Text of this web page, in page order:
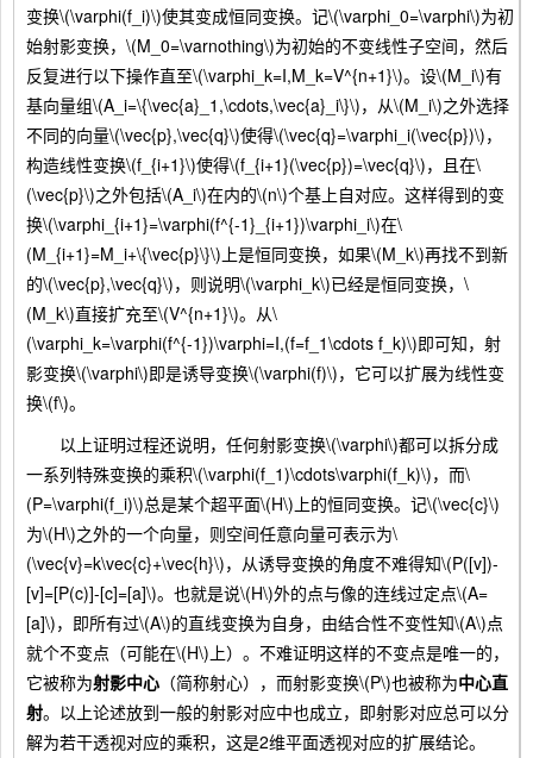
变换\(\varphi(f_i)\)使其变成恒同变换。记\(\varphi_0=\varphi\)为初
始射影变换，\(M_0=\varnothing\)为初始的不变线性子空间，然后
反复进行以下操作直至\(\varphi_k=I,M_k=V^{n+1}\)。设\(M_i\)有
基向量组\(A_i=\{\vec{a}_1,\cdots,\vec{a}_i\}\)，从\(M_i\)之外选择
不同的向量\(\vec{p},\vec{q}\)使得\(\vec{q}=\varphi_i(\vec{p})\)，
构造线性变换\(f_{i+1}\)使得\(f_{i+1}(\vec{p})=\vec{q}\)，且在\
(\vec{p}\)之外包括\(A_i\)在内的\(n\)个基上自对应。这样得到的变
换\(\varphi_{i+1}=\varphi(f^{-1}_{i+1})\varphi_i\)在\
(M_{i+1}=M_i+\{\vec{p}\}\)上是恒同变换，如果\(M_k\)再找不到新
的\(\vec{p},\vec{q}\)，则说明\(\varphi_k\)已经是恒同变换，\
(M_k\)直接扩充至\(V^{n+1}\)。从\
(\varphi_k=\varphi(f^{-1})\varphi=I,(f=f_1\cdots f_k)\)即可知，射
影变换\(\varphi\)即是诱导变换\(\varphi(f)\)，它可以扩展为线性变
换\(f\)。
以上证明过程还说明，任何射影变换\(\varphi\)都可以拆分成
一系列特殊变换的乘积\(\varphi(f_1)\cdots\varphi(f_k)\)，而\
(P=\varphi(f_i)\)总是某个超平面\(H\)上的恒同变换。记\(\vec{c}\)
为\(H\)之外的一个向量，则空间任意向量可表示为\
(\vec{v}=k\vec{c}+\vec{h}\)，从诱导变换的角度不难得知\(P([v])-
[v]=[P(c)]-[c]=[a]\)。也就是说\(H\)外的点与像的连线过定点\(A=
[a]\)，即所有过\(A\)的直线变换为自身，由结合性不变性知\(A\)点
就个不变点（可能在\(H\)上）。不难证明这样的不变点是唯一的，
它被称为射影中心 （简称射心），而射影变换\(P\)也被称为中心直
射。以上论述放到一般的射影对应中也成立，即射影对应总可以分
解为若干透视对应的乘积，这是2维平面透视对应的扩展结论。